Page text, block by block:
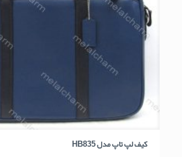
کیف لپ تاپ مدل HB835